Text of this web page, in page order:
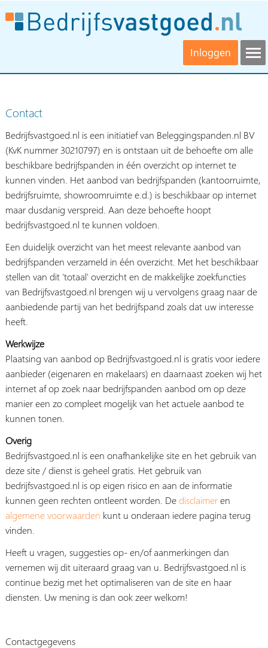
Inloggen
Contact
Bedrijfsvastgoed.nl is een initiatief van Beleggingspanden.nl BV
(KvK nummer 30210797) en is ontstaan uit de behoefte om alle
beschikbare bedrijfspanden in één overzicht op internet te
kunnen vinden. Het aanbod van bedrijfspanden (kantoorruimte,
bedrijfsruimte, showroomruimte e.d.) is beschikbaar op internet
maar dusdanig verspreid. Aan deze behoefte hoopt
bedrijfsvastgoed.nl te kunnen voldoen.
Een duidelijk overzicht van het meest relevante aanbod van
bedrijfspanden verzameld in één overzicht. Met het beschikbaar
stellen van dit 'totaal' overzicht en de makkelijke zoekfuncties
van Bedrijfsvastgoed.nl brengen wij u vervolgens graag naar de
aanbiedende partij van het bedrijfspand zoals dat uw interesse
heeft.
Werkwijze
Plaatsing van aanbod op Bedrijfsvastgoed.nl is gratis voor iedere
aanbieder (eigenaren en makelaars) en daarnaast zoeken wij het
internet af op zoek naar bedrijfspanden aanbod om op deze
manier een zo compleet mogelijk van het actuele aanbod te
kunnen tonen.
Overig
Bedrijfsvastgoed.nl is een onafhankelijke site en het gebruik van
deze site / dienst is geheel gratis. Het gebruik van
bedrijfsvastgoed.nl is op eigen risico en aan de informatie
kunnen geen rechten ontleent worden. Dedisclaimeren
algemene voorwaarden kunt u onderaan iedere pagina terug
vinden.
Heeft u vragen, suggesties op- en/of aanmerkingen dan
vernemen wij dit uiteraard graag van u. Bedrijfsvastgoed.nl is
continue bezig met het optimaliseren van de site en haar
diensten. Uw mening is dan ook zeer welkom!
Contactgegevens